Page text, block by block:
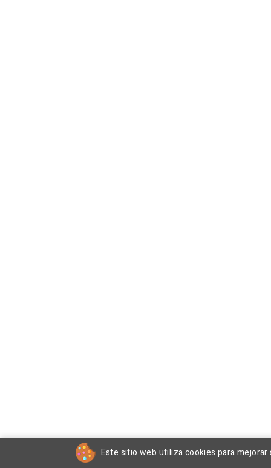
Este sitio web utiliza cookies para